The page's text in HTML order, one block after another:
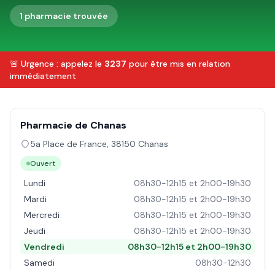
1 pharmacie trouvée
🚨 Urgence : appelez le 3237 pour être mis en relation
immédiatement
Pharmacie de Chanas
5a Place de France, 38150 Chanas
Ouvert
Lundi
08h30-12h15 et 2h00-19h30
Mardi
08h30-12h15 et 2h00-19h30
Mercredi
08h30-12h15 et 2h00-19h30
Jeudi
08h30-12h15 et 2h00-19h30
Vendredi
08h30-12h15 et 2h00-19h30
Samedi
08h30-12h30